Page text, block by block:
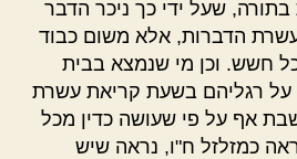
שעל ידי כך ניכר הדבר
הדברות, אלא משום כבוד
כל חשש. וכן מי שנמצא בבית
רגליהם בשעת קריאת עשרת
אף על פי שעושה כדין מכל
כמזלזל ח"ו, נראה שיש